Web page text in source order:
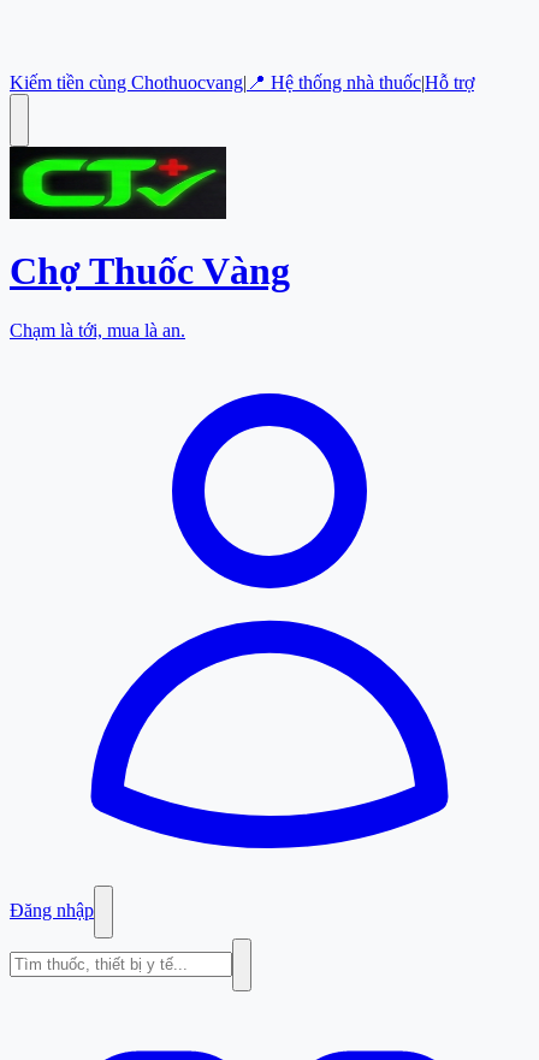
Kiếm tiền cùng Chothuocvang| 📍 Hệ thống nhà thuốc|Hỗ trợ
Chợ ThuốcVàng
Chạm là tới, mua là an.
Đăng nhập